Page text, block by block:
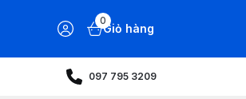
0
Giỏ hàng
097 795 3209